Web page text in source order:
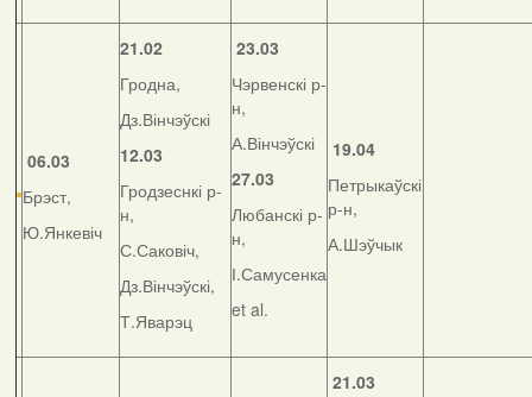
06.03
Брэст,
Ю.Янкевіч
21.02
Гродна,
Дз.Вінчэўскі
12.03
Гродзеснкі р-
н,
С.Саковіч,
Дз.Вінчэўскі,
Т.Яварэц
23.03
Чэрвенскі р-
н,
А.Вінчэўскі
27.03
Любанскі р-
н,
І.Самусенка
et al.
19.04
Петрыкаўскі
р-н,
А.Шэўчык
21.03